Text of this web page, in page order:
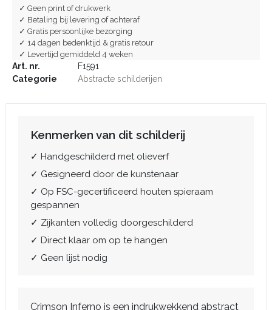
✓ Geen print of drukwerk
✓ Betaling bij levering of achteraf
✓ Gratis persoonlijke bezorging
✓ 14 dagen bedenktijd & gratis retour
✓ Levertijd gemiddeld 4 weken
Art. nr.
F1591
Categorie
Abstracte schilderijen
Kenmerken van dit schilderij
✓ Handgeschilderd met olieverf
✓ Gesigneerd door de kunstenaar
✓ Op FSC-gecertificeerd houten spieraam
gespannen
✓ Zijkanten volledig doorgeschilderd
✓ Direct klaar om op te hangen
✓ Geen lijst nodig
Crimson Inferno is een indrukwekkend abstract